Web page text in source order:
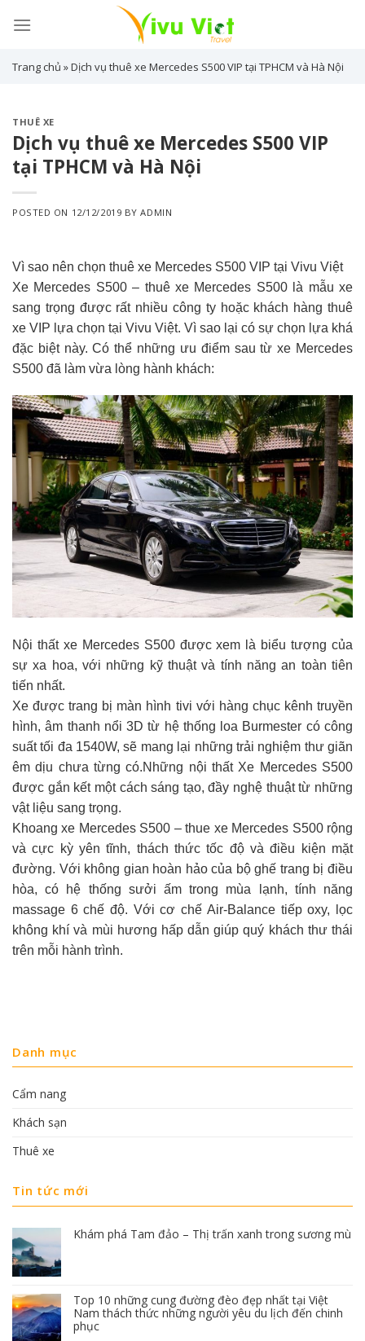
Trang chủ »Dịch vụ thuê xe Mercedes S500 VIP tại TPHCM và Hà Nội
THUÊ XE
Dịch vụ thuê xe Mercedes S500 VIP
tại TPHCM và Hà Nội
POSTED ON 12/12/2019 BYADMIN
Vì sao nên chọn thuê xe Mercedes S500 VIP tại Vivu Việt
Xe Mercedes S500 – thuê xe Mercedes S500 là mẫu xe
sang trọng được rất nhiều công ty hoặc khách hàng thuê
xe VIP lựa chọn tại Vivu Việt. Vì sao lại có sự chọn lựa khá
đặc biệt này. Có thể những ưu điểm sau từ xe Mercedes
S500 đã làm vừa lòng hành khách:
Nội thất xe Mercedes S500 được xem là biểu tượng của
sự xa hoa, với những kỹ thuật và tính năng an toàn tiên
tiến nhất.
Xe được trang bị màn hình tivi với hàng chục kênh truyền
hình, âm thanh nổi 3D từ hệ thống loa Burmester có công
suất tối đa 1540W, sẽ mang lại những trải nghiệm thư giãn
êm dịu chưa từng có.Những nội thất Xe Mercedes S500
được gắn kết một cách sáng tạo, đầy nghệ thuật từ những
vật liệu sang trọng.
Khoang xe Mercedes S500 – thue xe Mercedes S500 rộng
và cực kỳ yên tĩnh, thách thức tốc độ và điều kiện mặt
đường. Với không gian hoàn hảo của bộ ghế trang bị điều
hòa, có hệ thống sưởi ấm trong mùa lạnh, tính năng
massage 6 chế độ. Với cơ chế Air-Balance tiếp oxy, lọc
không khí và mùi hương hấp dẫn giúp quý khách thư thái
trên mỗi hành trình.
Danh mục
Cẩm nang
Khách sạn
Thuê xe
Tin tức mới
Khám phá Tam đảo – Thị trấn xanh trong sương mù
Top 10 những cung đường đèo đẹp nhất tại Việt
Nam thách thức những người yêu du lịch đến chinh
phục